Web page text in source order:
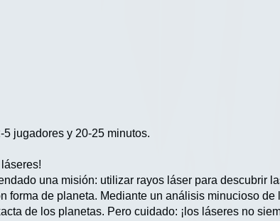
jugadores y 20-25 minutos.
una misión: utilizar rayos láser para descubrir
forma de planeta. Mediante un análisis minucioso de
de los planetas. Pero cuidado: ¡los láseres no